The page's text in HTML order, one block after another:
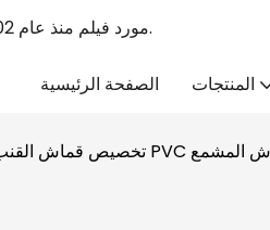
Linyang PVC الرائد PVC Tabaulin الشركة المصنعة & PVC مورد فيلم منذ عام 2002.
الصفحة الرئيسية المنتجات